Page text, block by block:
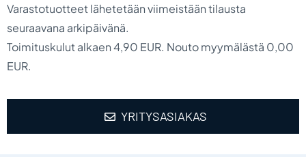
Varastotuotteet lähetetään viimeistään tilausta
seuraavana arkipäivänä.
Toimituskulut alkaen 4,90 EUR. Nouto myymälästä 0,00
EUR.
YRITYSASIAKAS